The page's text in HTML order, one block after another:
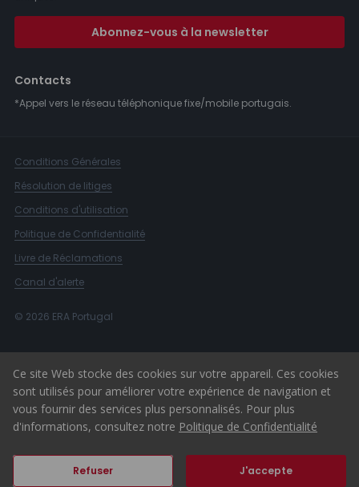
Abonnez-vous à la newsletter
Contacts
*Appel vers le réseau téléphonique fixe/mobile portugais.
Conditions Générales
Résolution de litiges
Conditions d'utilisation
Politique de Confidentialité
Livre de Réclamations
Canal d'alerte
© 2026 ERA Portugal
Ce site Web stocke des cookies sur votre appareil. Ces cookies
sont utilisés pour améliorer votre expérience de navigation et
vous fournir des services plus personnalisés. Pour plus
d'informations, consultez notre Politique de Confidentialité
Refuser J'accepte